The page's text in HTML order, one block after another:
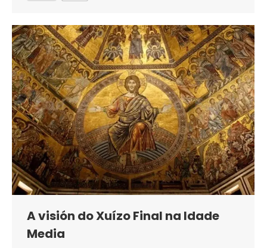
A visión do Xuízo Final na Idade
Media